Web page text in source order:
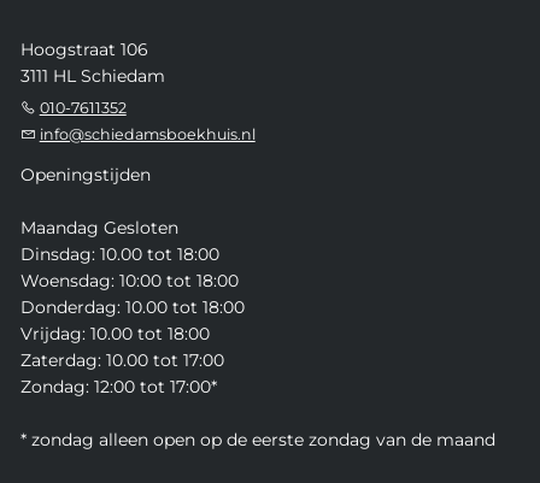
Hoogstraat 106
3111 HL Schiedam
010-7611352
info@schiedamsboekhuis.nl
Openingstijden
Maandag Gesloten
Dinsdag: 10.00 tot 18:00
Woensdag: 10:00 tot 18:00
Donderdag: 10.00 tot 18:00
Vrijdag: 10.00 tot 18:00
Zaterdag: 10.00 tot 17:00
Zondag: 12:00 tot 17:00*
* zondag alleen open op de eerste zondag van de maand